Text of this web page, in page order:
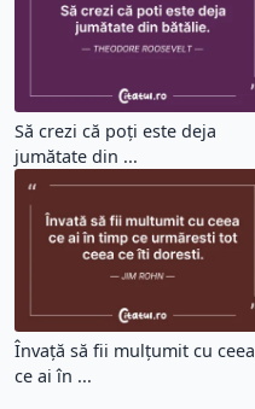
Să crezi că poți este deja
jumătate din ...
Învață să fii mulțumit cu ceea
ce ai în ...